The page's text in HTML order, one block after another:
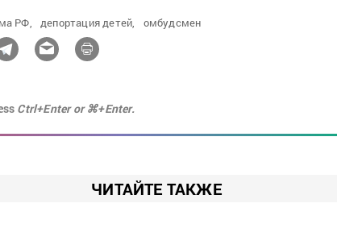
РФ, депортация детей,
омбудсмен
Ctrl+Enter or ⌘+Enter.
ЧИТАЙТЕ ТАКЖЕ